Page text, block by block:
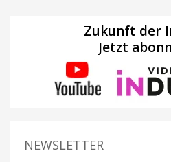
Zukunft der
Jetzt
NEWSLETTER